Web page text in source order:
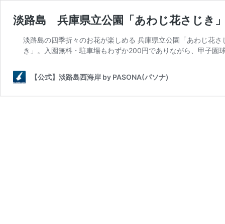
淡路島 兵庫県立公園「あわじ花さじき
淡路島の四季折々のお花が楽しめる 兵庫県立公園「あわじ花
き」。入園無料・駐車場もわずか200円でありながら、甲子園
【公式】淡路島西海岸 by PASONA(パソナ)